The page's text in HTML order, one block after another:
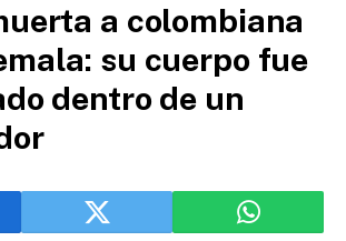
a colombiana
su cuerpo fue
dentro de un